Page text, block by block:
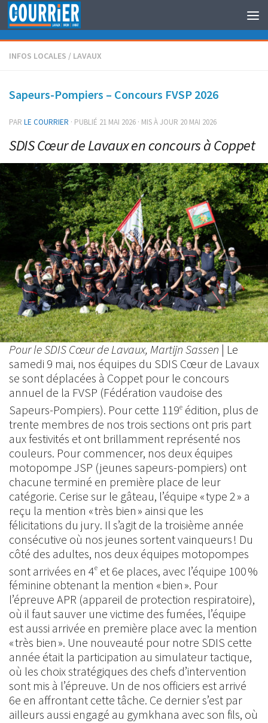
Au dessous du contenu
INFOS LOCALES / LAVAUX
Sapeurs-Pompiers – Concours FVSP 2026
PAR LE COURRIER · PUBLIÉ 21 MAI 2026 · MIS À JOUR 20 MAI 2026
SDIS Cœur de Lavaux en concours à Coppet
Pour le SDIS Cœur de Lavaux, Martijn Sassen | Le
samedi 9 mai, nos équipes du SDIS Cœur de Lavaux
se sont déplacées à Coppet pour le concours
annuel de la FVSP (Fédération vaudoise des
Sapeurs-Pompiers). Pour cette 119e édition, plus de
trente membres de nos trois sections ont pris part
aux festivités et ont brillamment représenté nos
couleurs. Pour commencer, nos deux équipes
motopompe JSP (jeunes sapeurs-pompiers) ont
chacune terminé en première place de leur
catégorie. Cerise sur le gâteau, l’équipe « type 2 » a
reçu la mention « très bien » ainsi que les
félicitations du jury. Il s’agit de la troisième année
consécutive où nos jeunes sortent vainqueurs ! Du
côté des adultes, nos deux équipes motopompes
sont arrivées en 4e et 6e places, avec l’équipe 100 %
féminine obtenant la mention « bien ». Pour
l’épreuve APR (appareil de protection respiratoire),
où il faut sauver une victime des fumées, l’équipe
est aussi arrivée en première place avec la mention
« très bien ». Une nouveauté pour notre SDIS cette
année était la participation au simulateur tactique,
où les choix stratégiques des chefs d’intervention
sont mis à l’épreuve. Un de nos officiers est arrivé
6e en affrontant cette tâche. Ce dernier s’est par
ailleurs aussi engagé au gymkhana avec son fils, où